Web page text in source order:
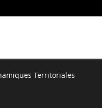
Territoriales